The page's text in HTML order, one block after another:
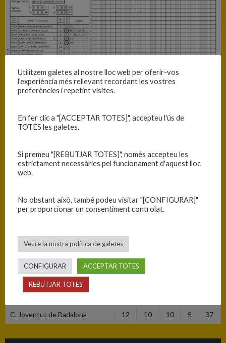
INFORMACIÓ
25/01/2025 16:00
Cadet B
femení 2024-
2024-25
Jornada
RESULTATS
Equip 1
C.B. Blanes
C. Joventut de Badalona 12 10 10 5 37
Utilitzem galetes al nostre lloc web per oferir-vos
l’experiència més rellevant recordant les vostres
preferències i repetint visites.
En fer clic a "[ACCEPTAR TOTES]", accepteu l'ús de
TOTES les galetes.
Si premeu "[REBUTJAR TOTES]", només accepteu les
estrictament necessàries pel funcionament d'aquest lloc
web.
No obstant això, també podeu visitar "[CONFIGURAR]"
per proporcionar un consentiment controlat.
Veure la nostra política de galetes
CONFIGURAR ACCEPTAR TOTES
REBUTJAR TOTES